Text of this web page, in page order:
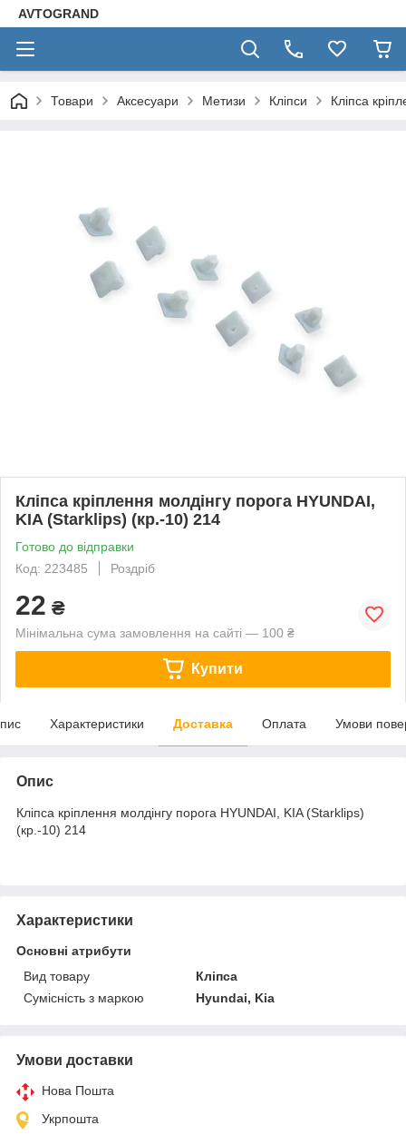
AVTOGRAND
Товари Аксесуари Метизи Кліпси Кліпса
Кліпса кріплення молдінгу порога HYUNDAI,
KIA (Starklips) (кр.-10) 214
Готово до відправки
Код: 223485
Роздріб
22 ₴
Мінімальна сума замовлення на сайті — 100 ₴
Купити
Характеристики Доставка Оплата Умови
Опис
Кліпса кріплення молдінгу порога HYUNDAI, KIA (Starklips)
(кр.-10) 214
Характеристики
Основні атрибути
Вид товару
Кліпса
Сумісність з маркою
Hyundai, Kia
Умови доставки
Нова Пошта
Укрпошта